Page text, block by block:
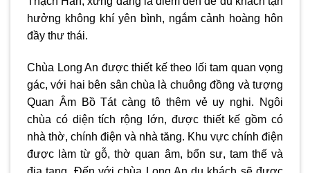
hưởng không khí yên bình, ngắm cảnh hoàng hôn
đầy thư thái.
Chùa Long An được thiết kế theo lối tam quan vọng
gác, với hai bên sân chùa là chuông đồng và tượng
Quan Âm Bồ Tát càng tô thêm vẻ uy nghi. Ngôi
chùa có diện tích rộng lớn, được thiết kế gồm có
nhà thờ, chính điện và nhà tăng. Khu vực chính điện
được làm từ gỗ, thờ quan âm, bổn sư, tam thế và